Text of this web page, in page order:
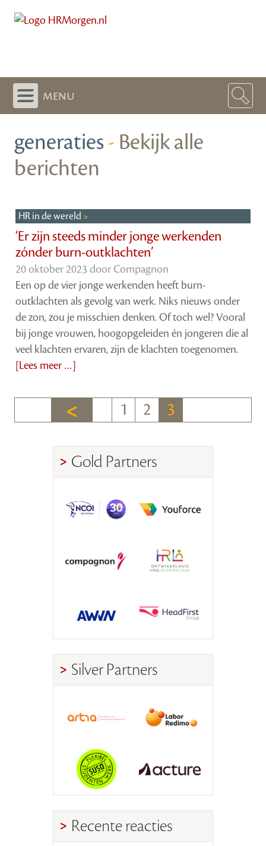
menu
generaties- Bekijk alle
berichten
HR in de wereld
‘Er zijn steeds minder jonge werkenden
zónder burn-outklachten’
20 oktober 2023 doorCompagnon
Een op de vier jonge werkenden heeft burn-
outklachten als gevolg van werk. Niks nieuws onder
de zon, zou je misschien denken. Of toch wel? Vooral
bij jonge vrouwen, hoogopgeleiden én jongeren die al
veel klachten ervaren, zijn de klachten toegenomen.
[Lees meer …]
1 2 3
Gold Partners
Silver Partners
Recente reacties